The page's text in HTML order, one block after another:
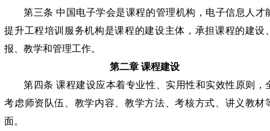
第三条 中国电子学会是课程的管理机构，电子信息人才
提升工程培训服务机构是课程的建设主体，承担课程的建设
报、教学和管理工作。
第二章 课程建设
第四条 课程建设应本着专业性、实用性和实效性原则，
考虑师资队伍、教学内容、教学方法、考核方式、讲义教材
面。